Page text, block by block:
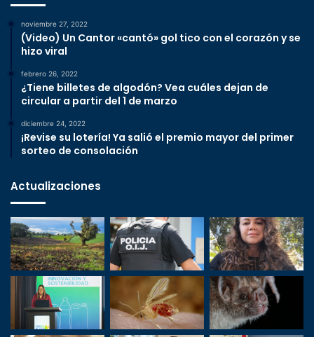
noviembre 27, 2022
(Video) Un Cantor «cantó» gol tico con el corazón y se
hizo viral
febrero 26, 2022
¿Tiene billetes de algodón? Vea cuáles dejan de
circular a partir del 1 de marzo
diciembre 24, 2022
¡Revise su lotería! Ya salió el premio mayor del primer
sorteo de consolación
Actualizaciones